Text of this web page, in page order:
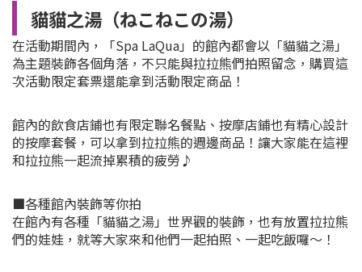
貓貓之湯（ねこねこの湯）
在活動期間內，「Spa LaQua」的館內都會以「貓貓之湯」
為主題裝飾各個角落，不只能與拉拉熊們拍照留念，購買這
次活動限定套票還能拿到活動限定商品！
館內的飲食店鋪也有限定聯名餐點、按摩店鋪也有精心設計
的按摩套餐，可以拿到拉拉熊的週邊商品！讓大家能在這裡
和拉拉熊一起流掉累積的疲勞♪
■各種館內裝飾等你拍
在館內有各種「貓貓之湯」世界觀的裝飾，也有放置拉拉熊
們的娃娃，就等大家來和他們一起拍照、一起吃飯囉～！